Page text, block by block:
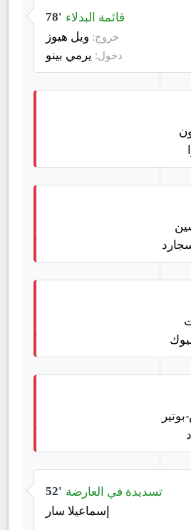
78' قائمة البدلاء
خروج: ويل هيوز
دخول: يرمي بينو
52' تسديدة في العارضة
إسماعيلا سار